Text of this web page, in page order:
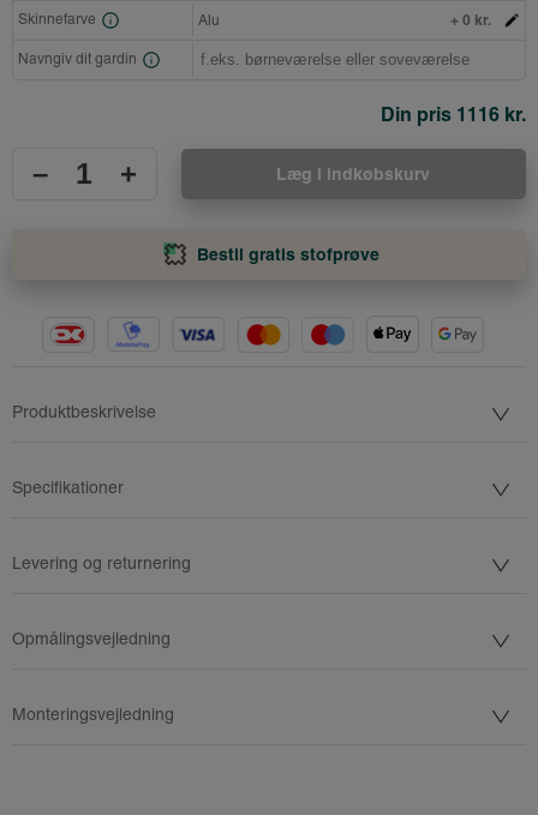
Skinnefarve Alu + 0 kr.
Navngiv dit gardin
Din pris 1116 kr.
– + Læg i indkøbskurv
Bestil gratis stofprøve
Produktbeskrivelse
Specifikationer
Levering og returnering
Opmålingsvejledning
Monteringsvejledning